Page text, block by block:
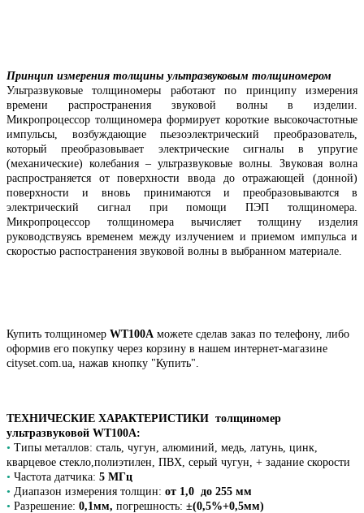
Принцип измерения толщины ультразвуковым толщиномером
Ультразвуковые толщиномеры работают по принципу измерения
времени распространения звуковой волны в изделии.
Микропроцессор толщиномера формирует короткие высокочастотные
импульсы, возбуждающие пьезоэлектрический преобразователь,
который преобразовывает электрические сигналы в упругие
(механические) колебания – ультразвуковые волны. Звуковая волна
распространяется от поверхности ввода до отражающей (донной)
поверхности и вновь принимаются и преобразовываются в
электрический сигнал при помощи ПЭП толщиномера.
Микропроцессор толщиномера вычисляет толщину изделия
руководствуясь временем между излучением и приемом импульса и
скоростью распостранения звуковой волны в выбранном материале.
Купить толщиномер WT100A можете сделав заказ по телефону, либо
оформив его покупку через корзину в нашем интернет-магазине
cityset.com.ua, нажав кнопку "Купить".
ТЕХНИЧЕСКИЕ ХАРАКТЕРИСТИКИ толщиномер
ультразвуковой WT100A:
• Типы металлов: сталь, чугун, алюминий, медь, латунь, цинк,
кварцевое стекло,полиэтилен, ПВХ, серый чугун, + задание скорости
• Частота датчика: 5 МГц
• Диапазон измерения толщин: от 1,0 до 255 мм
• Разрешение: 0,1мм, погрешность: ±(0,5%+0,5мм)